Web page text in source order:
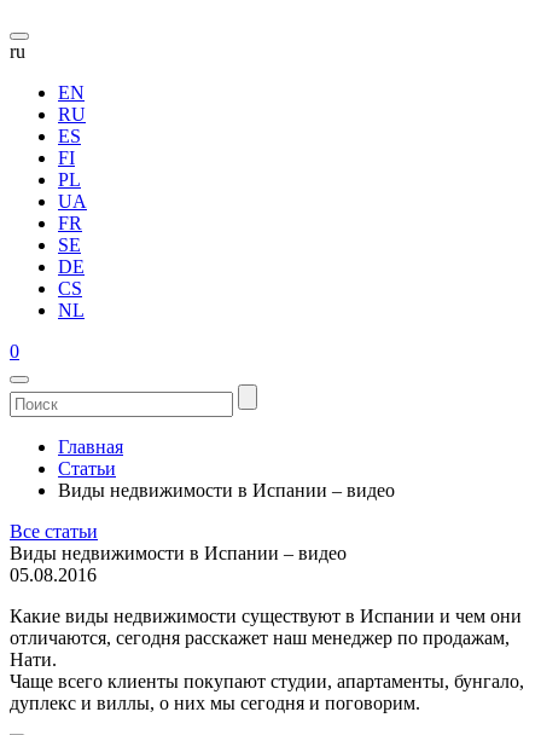
ru
EN
RU
ES
FI
PL
UA
FR
SE
DE
CS
NL
0
Главная
Статьи
Виды недвижимости в Испании – видео
Все статьи
Виды недвижимости в Испании – видео
05.08.2016
Какие виды недвижимости существуют в Испании и чем они
отличаются, сегодня расскажет наш менеджер по продажам,
Нати.
Чаще всего клиенты покупают студии, апартаменты, бунгало,
дуплекс и виллы, о них мы сегодня и поговорим.